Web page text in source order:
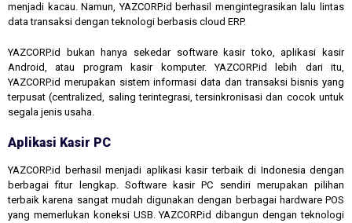
menjadi kacau. Namun, YAZCORP.id berhasil mengintegrasikan lalu lintas
data transaksi dengan teknologi berbasis cloud ERP.
YAZCORP.id bukan hanya sekedar software kasir toko, aplikasi kasir
Android, atau program kasir komputer. YAZCORP.id lebih dari itu,
YAZCORP.id merupakan sistem informasi data dan transaksi bisnis yang
terpusat (centralized, saling terintegrasi, tersinkronisasi dan cocok untuk
segala jenis usaha.
Aplikasi Kasir PC
YAZCORP.id berhasil menjadi aplikasi kasir terbaik di Indonesia dengan
berbagai fitur lengkap. Software kasir PC sendiri merupakan pilihan
terbaik karena sangat mudah digunakan dengan berbagai hardware POS
yang memerlukan koneksi USB. YAZCORP.id dibangun dengan teknologi